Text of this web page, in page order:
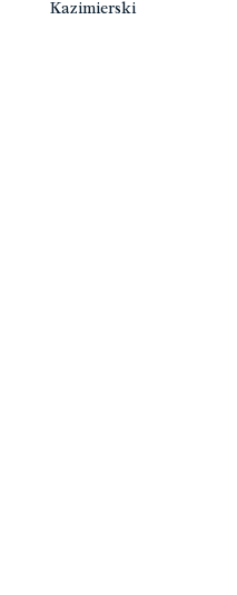
Kazimierski